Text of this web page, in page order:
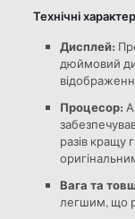
Технічні
Дисплей:
дюймовий
Процесор:
разів кращу
Вага та
легшим, що